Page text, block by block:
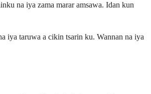
na iya zama marar amsawa. Idan kun
iya taruwa a cikin tsarin ku. Wannan na iya